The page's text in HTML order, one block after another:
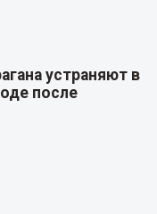
устраняют в
после